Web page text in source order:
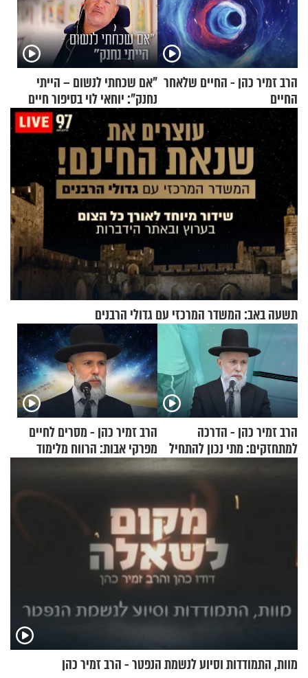
הרב זמיר כהן - החיים שלאחר
החיים
"אם שכחתי לנשום – הייתי
נחנק": יוחאי לוי בסיפור חיים
מעורר השראה
תשעה באב: המשדר המרכזי עם גדולי הרבנים
הרב זמיר כהן - הדרכה
למתחזקים: מתי נכון להתחיל
הרב זמיר כהן - מסרים לחיים
מפרקי אבות: הרווח מלימוד
התורה
מוות, התמודדות וסיוע לנשמת הנפטר - הרב זמיר כהן